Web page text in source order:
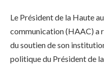
Le Président de la Haute
communication (HAAC) a
du soutien de son
politique du Président de